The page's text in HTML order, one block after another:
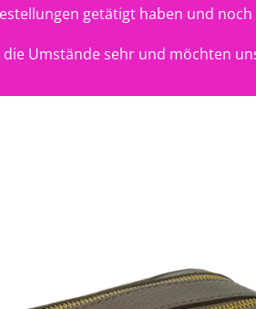
getätigt haben und
Umstände sehr und möchten